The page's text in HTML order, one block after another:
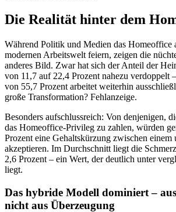
Die Realität hinter dem
Während Politik und Medien das Homeoffice
modernen Arbeitswelt feiern, zeigen die
anderes Bild. Zwar hat sich der Anteil der
von 11,7 auf 22,4 Prozent nahezu verdoppelt
von 55,7 Prozent arbeitet weiterhin
große Transformation? Fehlanzeige.
Besonders aufschlussreich: Von denjenigen,
das Homeoffice-Privileg zu zahlen, würden
Prozent eine Gehaltskürzung zwischen einem
akzeptieren. Im Durchschnitt liegt die
2,6 Prozent – ein Wert, der deutlich unter
liegt.
Das hybride Modell dominiert –
nicht aus Überzeugung